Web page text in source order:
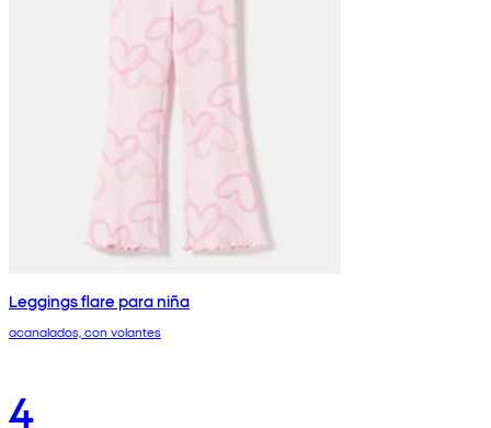
Leggings flare para niña
acanalados, con volantes
4